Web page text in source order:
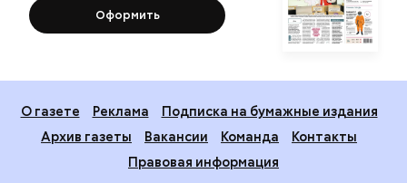
Оформить
О газете Реклама
Подписка на бумажные издания
Архив газеты
Вакансии Команда
Контакты
Правовая информация